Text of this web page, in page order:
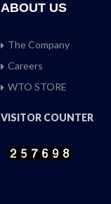
ABOUT US
The Company
Careers
WTO STORE
VISITOR COUNTER